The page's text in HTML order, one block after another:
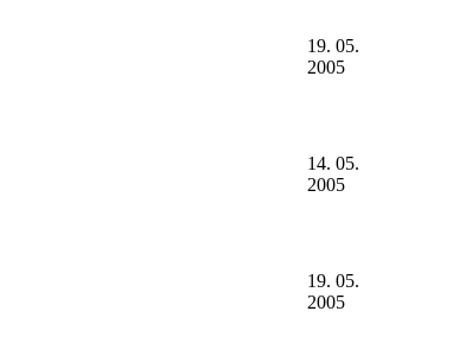
19. 05.
2005
14. 05.
2005
19. 05.
2005